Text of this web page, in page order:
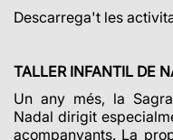
Descarrega't les
TALLER INFANTIL DE
Un any més, la
Nadal dirigit
acompanyants. La